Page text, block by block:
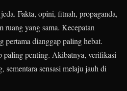
Fakta, opini, fitnah, propaganda,
ruang yang sama. Kecepatan
pertama dianggap paling hebat.
paling penting. Akibatnya, verifikasi
sementara sensasi melaju jauh di